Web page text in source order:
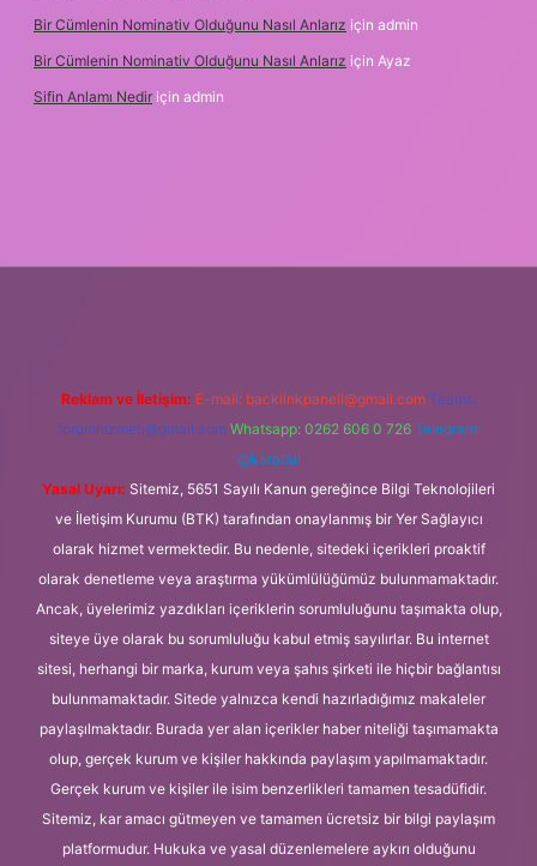
Bir Cümlenin Nominativ Olduğunu Nasıl Anlarız için admin
Bir Cümlenin Nominativ Olduğunu Nasıl Anlarız için Ayaz
Sifin Anlamı Nedir için admin
Reklam ve İletişim: E-mail: backlinkpaneli@gmail.com Teams:
forumhizmeti@gmail.com Whatsapp: 0262 606 0 726 Telegram:
@karabul
Yasal Uyarı: Sitemiz, 5651 Sayılı Kanun gereğince Bilgi Teknolojileri
ve İletişim Kurumu (BTK) tarafından onaylanmış bir Yer Sağlayıcı
olarak hizmet vermektedir. Bu nedenle, sitedeki içerikleri proaktif
olarak denetleme veya araştırma yükümlülüğümüz bulunmamaktadır.
Ancak, üyelerimiz yazdıkları içeriklerin sorumluluğunu taşımakta olup,
siteye üye olarak bu sorumluluğu kabul etmiş sayılırlar. Bu internet
sitesi, herhangi bir marka, kurum veya şahıs şirketi ile hiçbir bağlantısı
bulunmamaktadır. Sitede yalnızca kendi hazırladığımız makaleler
paylaşılmaktadır. Burada yer alan içerikler haber niteliği taşımamakta
olup, gerçek kurum ve kişiler hakkında paylaşım yapılmamaktadır.
Gerçek kurum ve kişiler ile isim benzerlikleri tamamen tesadüfidir.
Sitemiz, kar amacı gütmeyen ve tamamen ücretsiz bir bilgi paylaşım
platformudur. Hukuka ve yasal düzenlemelere aykırı olduğunu